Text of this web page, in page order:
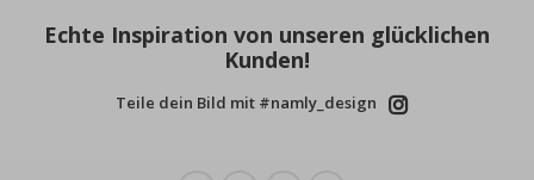
Echte Inspiration von unseren glücklichen
Kunden!
Teile dein Bild mit #namly_design